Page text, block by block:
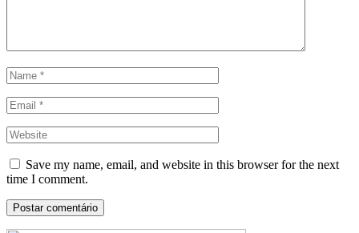
Save my name, email, and website in this browser for the next
time I comment.